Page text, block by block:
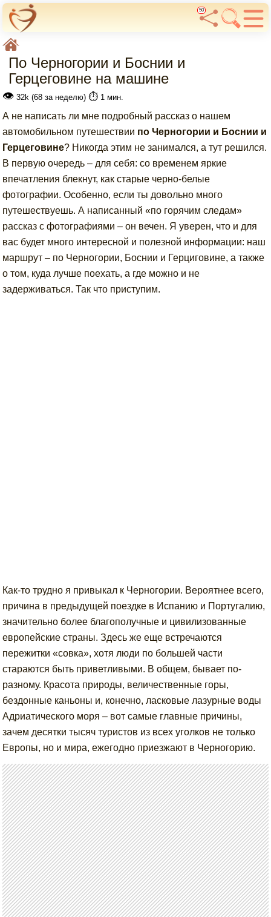
50
По Черногории и Боснии и
Герцеговине на машине
👁 32k (68 за неделю) ⏱️ 1 мин.
А не написать ли мне подробный рассказ о нашем
автомобильном путешествии по Черногории и Боснии и
Герцеговине? Никогда этим не занимался, а тут решился.
В первую очередь – для себя: со временем яркие
впечатления блекнут, как старые черно-белые
фотографии. Особенно, если ты довольно много
путешествуешь. А написанный «по горячим следам»
рассказ с фотографиями – он вечен. Я уверен, что и для
вас будет много интересной и полезной информации: наш
маршрут – по Черногории, Боснии и Герциговине, а также
о том, куда лучше поехать, а где можно и не
задерживаться. Так что приступим.
Как-то трудно я привыкал к Черногории. Вероятнее всего,
причина в предыдущей поездке в Испанию и Португалию,
значительно более благополучные и цивилизованные
европейские страны. Здесь же еще встречаются
пережитки «совка», хотя люди по большей части
стараются быть приветливыми. В общем, бывает по-
разному. Красота природы, величественные горы,
бездонные каньоны и, конечно, ласковые лазурные воды
Адриатического моря – вот самые главные причины,
зачем десятки тысяч туристов из всех уголков не только
Европы, но и мира, ежегодно приезжают в Черногорию.